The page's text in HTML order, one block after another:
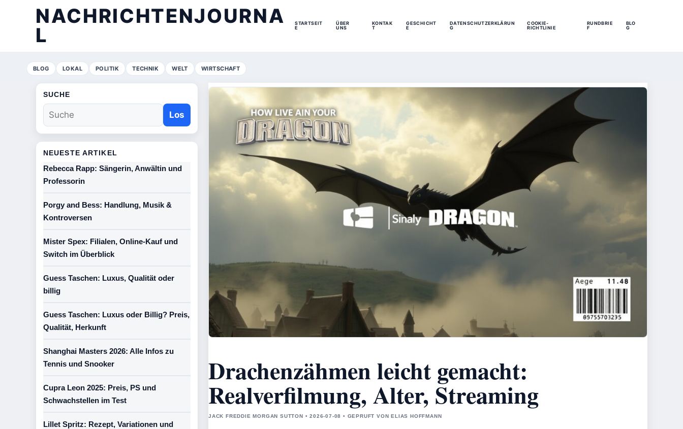
NACHRICHTENJOURNA
L
STARTSEIT
E
ÜBER
UNS
KONTAK
T
GESCHICHT
E
DATENSCHUTZERKLÄRUN
G
COOKIE-
RICHTLINIE
RUNDBRIE
F
BLO
G
BLOG LOKAL POLITIK TECHNIK WELT WIRTSCHAFT
Drachenzähmen leicht gemacht:
Realverfilmung, Alter, Streaming
JACK FREDDIE MORGAN SUTTON • 2026-07-08 • GEPRUFT VON ELIAS HOFFMANN
SUCHE
Los
NEUESTE ARTIKEL
Rebecca Rapp: Sängerin, Anwältin und
Professorin
Porgy and Bess: Handlung, Musik &
Kontroversen
Mister Spex: Filialen, Online-Kauf und
Switch im Überblick
Guess Taschen: Luxus, Qualität oder
billig
Guess Taschen: Luxus oder Billig? Preis,
Qualität, Herkunft
Shanghai Masters 2026: Alle Infos zu
Tennis und Snooker
Cupra Leon 2025: Preis, PS und
Schwachstellen im Test
Lillet Spritz: Rezept, Variationen und